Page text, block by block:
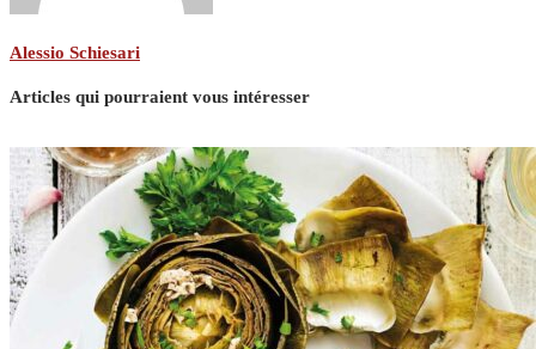
Alessio Schiesari
Articles qui pourraient vous intéresser